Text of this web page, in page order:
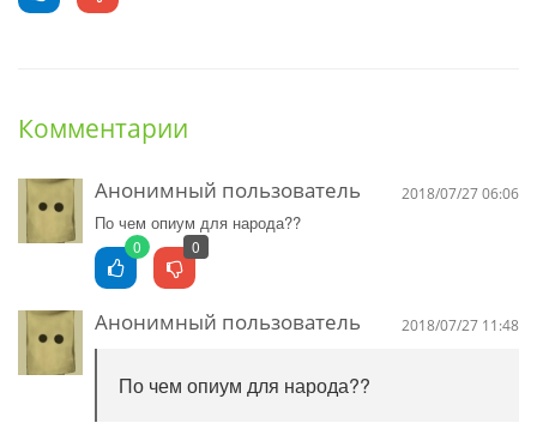
Комментарии
Анонимный пользователь 2018/07/27 06:06
По чем опиум для народа??
0 0
Анонимный пользователь 2018/07/27 11:48
По чем опиум для народа??